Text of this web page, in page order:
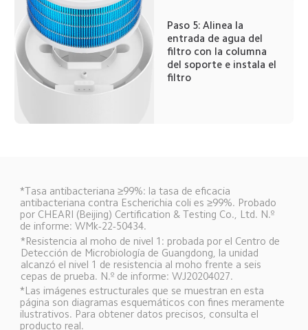
Paso 5: Alinea la
entrada de agua del
filtro con la columna
del soporte e instala el
filtro
*Tasa antibacteriana ≥99%: la tasa de eficacia
antibacteriana contra Escherichia coli es ≥99%. Probado
por CHEARI (Beijing) Certification & Testing Co., Ltd. N.º
de informe: WMk-22-50434.
*Resistencia al moho de nivel 1: probada por el Centro de
Detección de Microbiología de Guangdong, la unidad
alcanzó el nivel 1 de resistencia al moho frente a seis
cepas de prueba. N.º de informe: WJ20204027.
*Las imágenes estructurales que se muestran en esta
página son diagramas esquemáticos con fines meramente
ilustrativos. Para obtener datos precisos, consulta el
producto real.